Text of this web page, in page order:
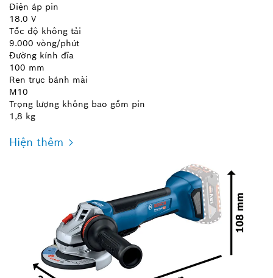
Điện áp pin
18.0 V
Tốc độ không tải
9.000 vòng/phút
Đường kính đĩa
100 mm
Ren trục bánh mài
M10
Trọng lượng không bao gồm pin
1,8 kg
Hiện thêm